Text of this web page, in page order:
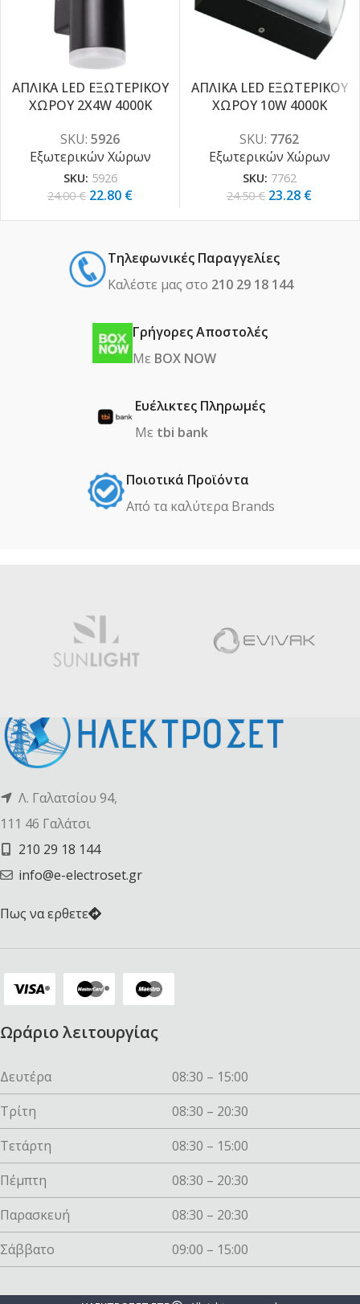
-5%
ΑΠΛΙΚΑ LED ΕΞΩΤΕΡΙΚΟΥ
ΧΩΡΟΥ 2X4W 4000K
SKU: 5926
Εξωτερικών Χώρων
SKU: 5926
24.00€ 22.80 €
-5%
ΑΠΛΙΚΑ LED ΕΞΩΤΕΡΙΚΟΥ
ΧΩΡΟΥ 10W 4000K
SKU: 7762
Εξωτερικών Χώρων
SKU: 7762
24.50€ 23.28 €
Τηλεφωνικές Παραγγελίες
Καλέστε μας στο 210 29 18 144
Γρήγορες Αποστολές
Με BOX NOW
Ευέλικτες Πληρωμές
Με tbi bank
Ποιοτικά Προϊόντα
Από τα καλύτερα Βrands
Λ. Γαλατσίου 94,
111 46 Γαλάτσι
210 29 18 144
info@e-electroset.gr
Πως να ερθετε
Ωράριο λειτουργίας
Δευτέρα
08:30 – 15:00
Τρίτη
08:30 – 20:30
Τετάρτη
08:30 – 15:00
Πέμπτη
08:30 – 20:30
Παρασκευή
08:30 – 20:30
Σάββατο
09:00 – 15:00